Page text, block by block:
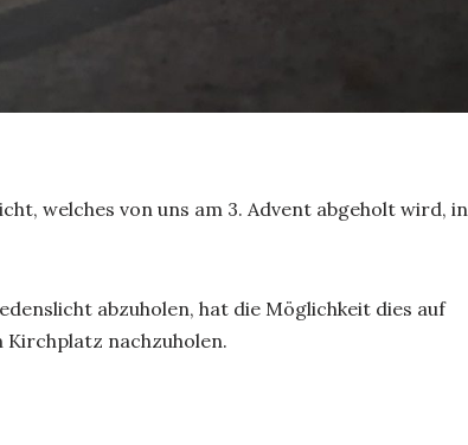
welches von uns am 3. Advent abgeholt wird, in
abzuholen, hat die Möglichkeit dies auf
Kirchplatz nachzuholen.